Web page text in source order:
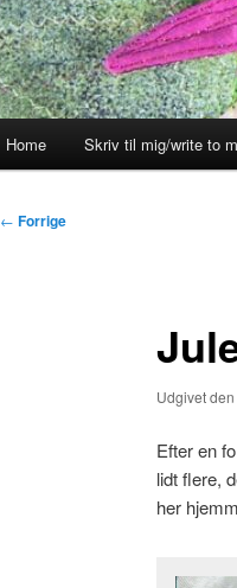
Home Skriv til mig/write to
Indlægsnavigation
← Forrige
Udgivet den
Efter en
lidt flere,
her